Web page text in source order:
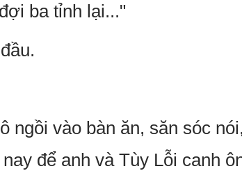
ba tỉnh lại..."
ngồi vào bàn ăn, săn sóc
để anh và Tùy Lỗi canh